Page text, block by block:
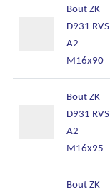
Bout ZK
D931 RVS
A2
M16x90
Bout ZK
D931 RVS
A2
M16x95
Bout ZK